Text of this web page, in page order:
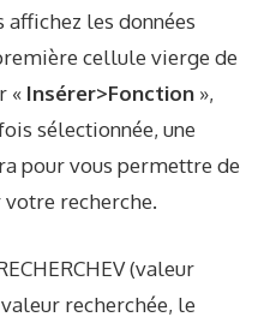
les données
cellule vierge de
« Insérer>Fonction »,
sélectionnée, une
pour vous permettre de
recherche.
(valeur
recherchée, le